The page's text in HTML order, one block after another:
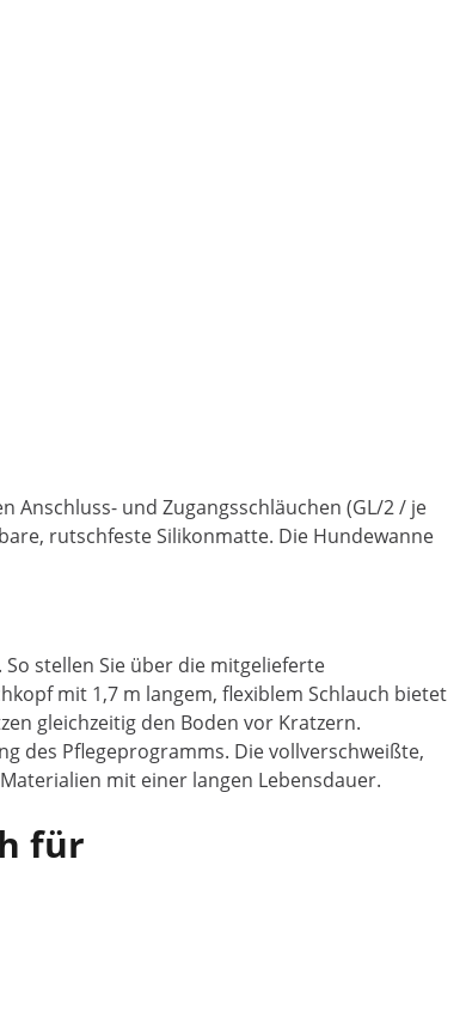
Anschluss- und Zugangsschläuchen (GL/2 / je
rutschfeste Silikonmatte. Die Hundewanne
stellen Sie über die mitgelieferte
mit 1,7 m langem, flexiblem Schlauch bietet
gleichzeitig den Boden vor Kratzern.
des Pflegeprogramms. Die vollverschweißte,
mit einer langen Lebensdauer.
für